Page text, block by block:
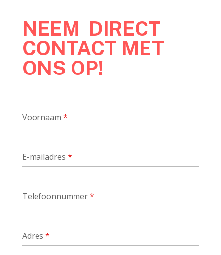
NEEM DIRECT
CONTACT MET
ONS OP!
Voornaam *
E-mailadres *
Telefoonnummer*
Adres *